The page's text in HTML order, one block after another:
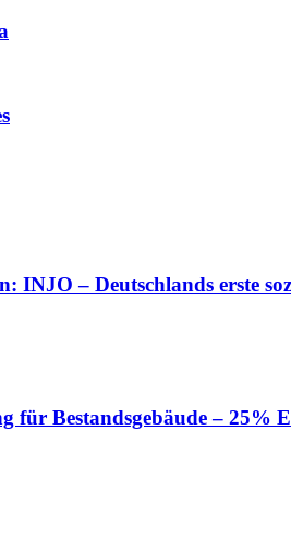
INJO – Deutschlands erste
für Bestandsgebäude – 25%